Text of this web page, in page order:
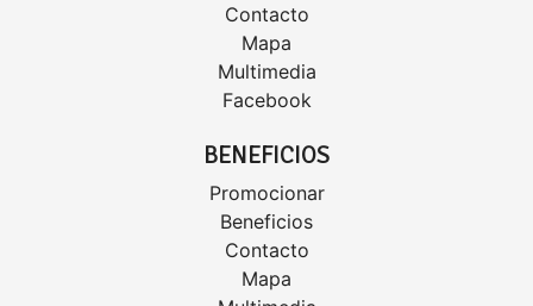
Contacto
Mapa
Multimedia
Facebook
BENEFICIOS
Promocionar
Beneficios
Contacto
Mapa